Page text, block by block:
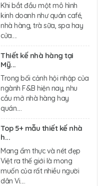
Khi bắt đầu một mô hình
kinh doanh như quán café,
nhà hàng, trà sữa, spa hay
cửa....
Thiết kế nhà hàng tại
Mỹ...
Trong bối cảnh hội nhập của
ngành F&B hiện nay, nhu
cầu mở nhà hàng hay
quán....
Top 5+ mẫu thiết kế nhà
h...
Mang ẩm thực và nét đẹp
Việt ra thế giới là mong
muốn của rất nhiều người
dân Vi....